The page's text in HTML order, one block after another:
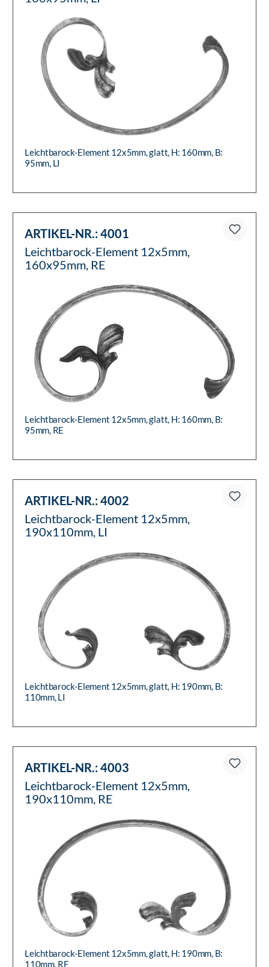
Leichtbarock-Element 12x5mm, glatt, H: 160mm, B:
95mm, LI
ARTIKEL-NR.:4001
Leichtbarock-Element 12x5mm,
160x95mm, RE
Leichtbarock-Element 12x5mm, glatt, H: 160mm, B:
95mm, RE
ARTIKEL-NR.:4002
Leichtbarock-Element 12x5mm,
190x110mm, LI
Leichtbarock-Element 12x5mm, glatt, H: 190mm, B:
110mm, LI
ARTIKEL-NR.:4003
Leichtbarock-Element 12x5mm,
190x110mm, RE
Leichtbarock-Element 12x5mm, glatt, H: 190mm, B:
110mm, RE